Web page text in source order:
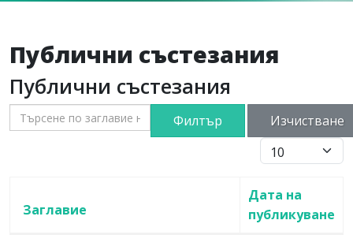
Публични състезания
Публични състезания
Търсене по заглавие на контакта
Филтър
Изчистване
Брой записи #
Заглавие
Дата на
публикуване